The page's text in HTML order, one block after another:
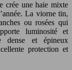
crée une haie mixte
La viorne tin,
ou rosées qui
luminosité et
dense et épineux
protection et